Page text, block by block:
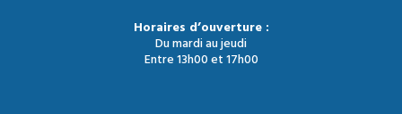
Horaires d’ouverture :
Du mardi au jeudi
Entre 13h00 et 17h00